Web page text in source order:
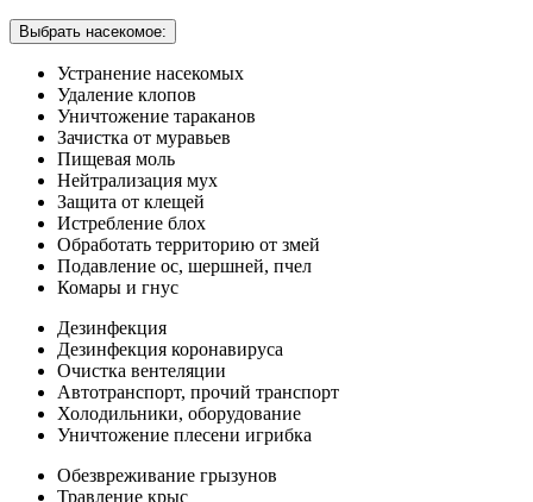
Выбрать насекомое:
Устранение насекомых
Удаление клопов
Уничтожение тараканов
Зачистка от муравьев
Пищевая моль
Нейтрализация мух
Защита от клещей
Истребление блох
Обработать территорию от змей
Подавление ос, шершней, пчел
Комары и гнус
Дезинфекция
Дезинфекция коронавируса
Очистка вентеляции
Автотранспорт, прочий транспорт
Холодильники, оборудование
Уничтожение плесени игрибка
Обезвреживание грызунов
Травление крыс